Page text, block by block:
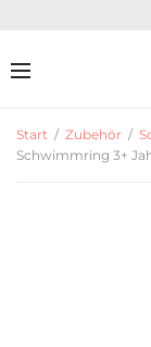
Start / Zubehör /
Schwimmring 3+